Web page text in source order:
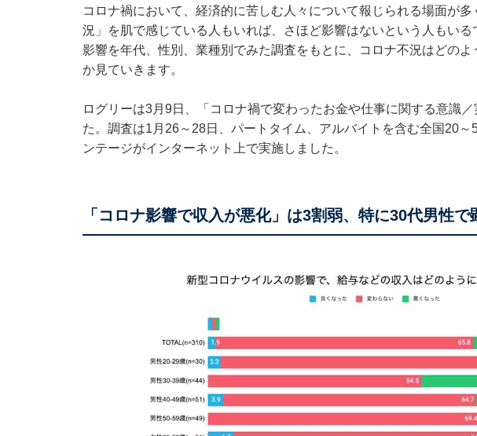
コロナ禍において、経済的に苦しむ人々について報じられる場面が
況」を肌で感じている人もいれば、さほど影響はないという人もい
影響を年代、性別、業種別でみた調査をもとに、コロナ不況はどの
か見ていきます。
ログリーは3月9日、「コロナ禍で変わったお金や仕事に関する意識
た。調査は1月26～28日、パートタイム、アルバイトを含む全国20～
ンテージがインターネット上で実施しました。
「コロナ影響で収入が悪化」は3割弱、特に30代男性で